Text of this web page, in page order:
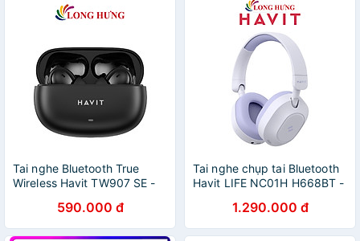
Tai nghe Bluetooth True
Wireless Havit TW907 SE -
590.000 đ
Tai nghe chụp tai Bluetooth
Havit LIFE NC01H H668BT -
1.290.000 đ